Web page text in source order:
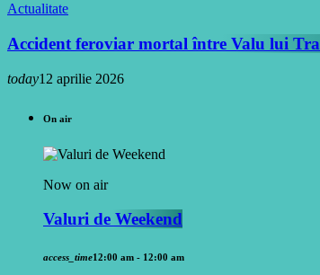
Actualitate
Accident feroviar mortal între Valu lui
today12 aprilie 2026
On air
Now on air
Valuri de Weekend
access_time12:00 am - 12:00 am